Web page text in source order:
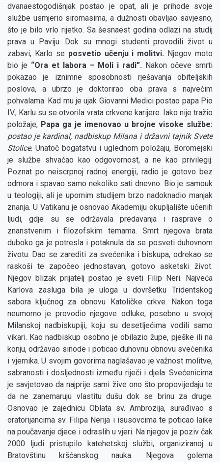
dvanaestogodišnjak postao je opat, ali je prihode svoje
službe usmjerio siromasima, a dužnosti obavljao savjesno,
što je bilo vrlo rijetko. Sa šesnaest godina odlazi na studij
prava u Paviju. Dok su mnogi studenti provodili život u
zabavi, Karlo se posvetio učenju i molitvi. Njegov moto
bio je “Ora et labora – Moli i radi”. Nakon očeve smrti
pokazao je iznimne sposobnosti rješavanja obiteljskih
poslova, a ubrzo je doktorirao oba prava s najvećim
pohvalama. Kad mu je ujak Giovanni Medici postao papa Pio
IV., Karlu su se otvorila vrata crkvene karijere. Iako nije tražio
položaje, Papa ga je imenovao u brojne visoke službe:
postao je kardinal, nadbiskup Milana i državni tajnik Svete
Stolice. Unatoč bogatstvu i uglednom položaju, Boromejski
je službe shvaćao kao odgovornost, a ne kao privilegij.
Poznat po neiscrpnoj radnoj energiji, radio je gotovo bez
odmora i spavao samo nekoliko sati dnevno. Bio je samouk
u teologiji, ali je upornim studijem brzo nadoknadio manjak
znanja. U Vatikanu je osnovao Akademiju okupljalište učenih
ljudi, gdje su se održavala predavanja i rasprave o
znanstvenim i filozofskim temama. Smrt njegova brata
duboko ga je potresla i potaknula da se posveti duhovnom
životu. Dao se zarediti za svećenika i biskupa, odrekao se
raskoši te započeo jednostavan, gotovo asketski život.
Njegov blizak prijatelj postao je sveti Filip Neri. Najveća
Karlova zasluga bila je uloga u dovršetku Tridentskog
sabora ključnog za obnovu Katoličke crkve. Nakon toga
neumorno je provodio njegove odluke, posebno u svojoj
Milanskoj nadbiskupiji, koju su desetljećima vodili samo
vikari. Kao nadbiskup osobno je obilazio župe, pješke ili na
konju, održavao sinode i poticao duhovnu obnovu svećenika
i vjernika. U svojim govorima naglašavao je važnost molitve,
sabranosti i dosljednosti između riječi i djela. Svećenicima
je savjetovao da najprije sami žive ono što propovijedaju te
da ne zanemaruju vlastitu dušu dok se brinu za druge.
Osnovao je zajednicu Oblata sv. Ambrozija, surađivao s
oratorijancima sv. Filipa Nerija i isusovcima te poticao laike
na poučavanje djece i odraslih u vjeri. Na njegov je poziv čak
2000 ljudi pristupilo katehetskoj službi, organiziranoj u
Bratovštinu kršćanskog nauka. Njegova golema